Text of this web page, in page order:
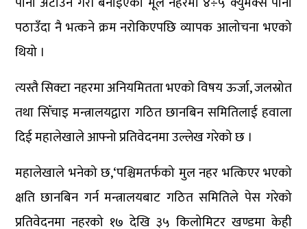
पठाउँदा नै भत्कने क्रम नरोकिएपछि व्यापक आलोचना भएको
थियो ।
त्यस्तै सिक्टा नहरमा अनियमितता भएको विषय ऊर्जा, जलस्रोत
तथा सिँचाइ मन्त्रालयद्वारा गठित छानबिन समितिलाई हवाला
दिई महालेखाले आफ्नो प्रतिवेदनमा उल्लेख गरेको छ ।
महालेखाले भनेको छ,‘पश्चिमतर्फको मुल नहर भत्किएर भएको
क्षति छानबिन गर्न मन्त्रालयबाट गठित समितिले पेस गरेको
प्रतिवेदनमा नहरको १७ देखि ३५ किलोमिटर खण्डमा केही